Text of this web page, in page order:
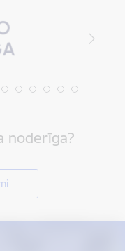
noderīga?